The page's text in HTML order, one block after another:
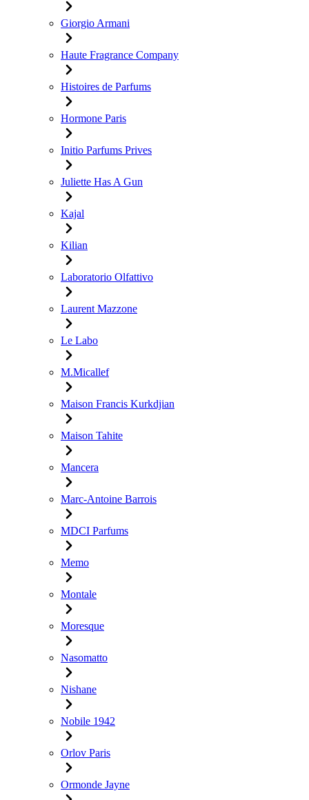
Giorgio Armani
Haute Fragrance Company
Histoires de Parfums
Hormone Paris
Initio Parfums Prives
Juliette Has A Gun
Kajal
Kilian
Laboratorio Olfattivo
Laurent Mazzone
Le Labo
M.Micallef
Maison Francis Kurkdjian
Maison Tahite
Mancera
Marc-Antoine Barrois
MDCI Parfums
Memo
Montale
Moresque
Nasomatto
Nishane
Nobile 1942
Orlov Paris
Ormonde Jayne